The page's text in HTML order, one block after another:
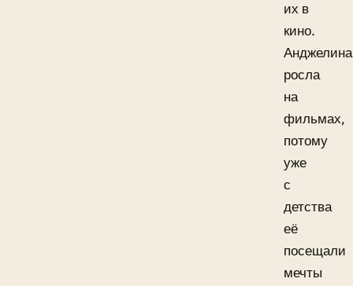
их в
кино.
Анджелина
росла
на
фильмах,
потому
уже
с
детства
её
посещали
мечты